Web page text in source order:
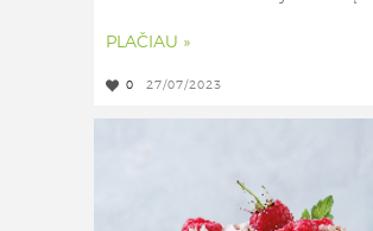
PLAČIAU »
0 27/07/2023